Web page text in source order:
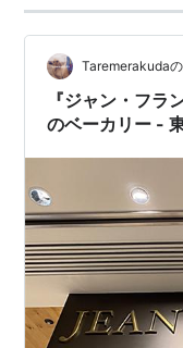
Taremerakuda
『ジャン・フラ
のベーカリー -